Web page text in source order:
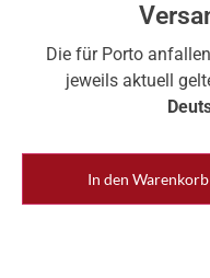
Die für Porto
jeweils aktuell
In den Warenkorb